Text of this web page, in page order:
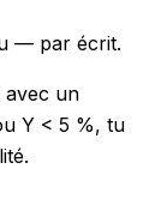
— par écrit.
avec un
Y < 5 %, tu